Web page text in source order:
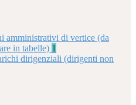
amministrativi di vertice (da
in tabelle) 1
dirigenziali (dirigenti non